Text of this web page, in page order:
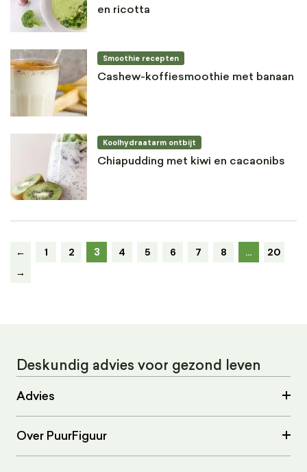
en ricotta
Smoothie recepten
Cashew-koffiesmoothie met banaan
Koolhydraatarm ontbijt
Chiapudding met kiwi en cacaonibs
← 1 2 3 4 5 6 7 8 …
20
→
Deskundig advies voor gezond leven
Advies
Over PuurFiguur